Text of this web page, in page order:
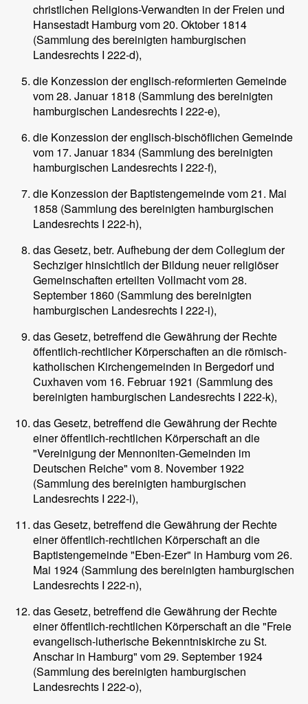
christlichen Religions-Verwandten in der Freien und
Hansestadt Hamburg vom 20. Oktober 1814
(Sammlung des bereinigten hamburgischen
Landesrechts I 222-d),
die Konzession der englisch-reformierten Gemeinde
vom 28. Januar 1818 (Sammlung des bereinigten
hamburgischen Landesrechts I 222-e),
die Konzession der englisch-bischöflichen Gemeinde
vom 17. Januar 1834 (Sammlung des bereinigten
hamburgischen Landesrechts I 222-f),
die Konzession der Baptistengemeinde vom 21. Mai
1858 (Sammlung des bereinigten hamburgischen
Landesrechts I 222-h),
das Gesetz, betr. Aufhebung der dem Collegium der
Sechziger hinsichtlich der Bildung neuer religiöser
Gemeinschaften erteilten Vollmacht vom 28.
September 1860 (Sammlung des bereinigten
hamburgischen Landesrechts I 222-i),
das Gesetz, betreffend die Gewährung der Rechte
öffentlich-rechtlicher Körperschaften an die römisch-
katholischen Kirchengemeinden in Bergedorf und
Cuxhaven vom 16. Februar 1921 (Sammlung des
bereinigten hamburgischen Landesrechts I 222-k),
das Gesetz, betreffend die Gewährung der Rechte
einer öffentlich-rechtlichen Körperschaft an die
"Vereinigung der Mennoniten-Gemeinden im
Deutschen Reiche" vom 8. November 1922
(Sammlung des bereinigten hamburgischen
Landesrechts I 222-l),
das Gesetz, betreffend die Gewährung der Rechte
einer öffentlich-rechtlichen Körperschaft an die
Baptistengemeinde "Eben-Ezer" in Hamburg vom 26.
Mai 1924 (Sammlung des bereinigten hamburgischen
Landesrechts I 222-n),
das Gesetz, betreffend die Gewährung der Rechte
einer öffentlich-rechtlichen Körperschaft an die "Freie
evangelisch-lutherische Bekenntniskirche zu St.
Anschar in Hamburg" vom 29. September 1924
(Sammlung des bereinigten hamburgischen
Landesrechts I 222-o),